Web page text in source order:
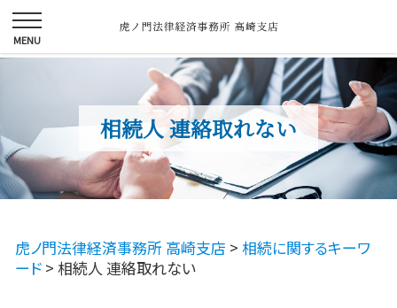
相続人 連絡取れない
虎ノ門法律経済事務所 高崎支店 > 相続に関するキーワ
ード > 相続人 連絡取れない